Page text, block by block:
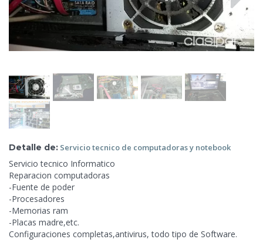
Detalle de: Servicio tecnico de computadoras y notebook
Servicio tecnico Informatico
Reparacion computadoras
-Fuente de poder
-Procesadores
-Memorias ram
-Placas madre,etc.
Configuraciones completas,antivirus, todo tipo de Software.